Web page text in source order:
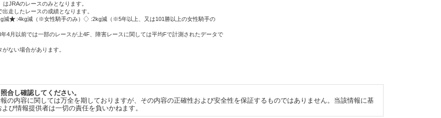
JRAのレースのみとなります。
走したレースの成績となります。
減 :4kg減（※女性騎手のみ）
:2kg減（※5年以上、又は101勝以上の女性騎手の
4月以前では一部のレースが上4F、障害レースに関しては平均Fで計測されたデータで
ない場合があります。
合し確認してください。
の内容に関しては万全を期しておりますが、その内容の正確性および安全性を保証するものではありません。当該情報に基
び情報提供者は一切の責任を負いかねます。